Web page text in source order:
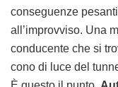
conseguenze
all’improvviso. Una
conducente che si
cono di luce del